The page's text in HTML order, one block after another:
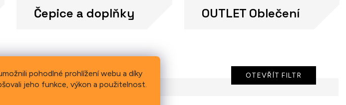
pohodlné prohlížení webu a díky
jeho funkce, výkon a použitelnost.
Čepice a doplňky OUTLET Oblečení
OTEVŘÍT FILTR